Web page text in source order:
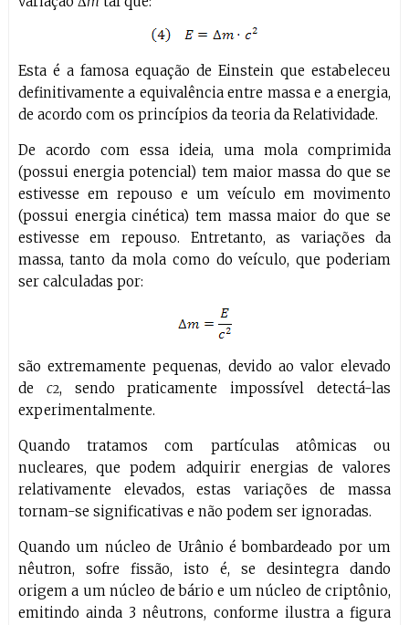
Esta é a famosa equação de Einstein que estabeleceu
definitivamente a equivalência entre massa e a energia,
de acordo com os princípios da teoria da Relatividade.
De acordo com essa ideia, uma mola comprimida
(possui energia potencial) tem maior massa do que se
estivesse em repouso e um veículo em movimento
(possui energia cinética) tem massa maior do que se
estivesse em repouso. Entretanto, as variações da
massa, tanto da mola como do veículo, que poderiam
ser calculadas por:
são extremamente pequenas, devido ao valor elevado
de c2, sendo praticamente impossível detectá-las
experimentalmente.
Quando tratamos com partículas atômicas ou
nucleares, que podem adquirir energias de valores
relativamente elevados, estas variações de massa
tornam-se significativas e não podem ser ignoradas.
Quando um núcleo de Urânio é bombardeado por um
nêutron, sofre fissão, isto é, se desintegra dando
origem a um núcleo de bário e um núcleo de criptônio,
emitindo ainda 3 nêutrons, conforme ilustra a figura